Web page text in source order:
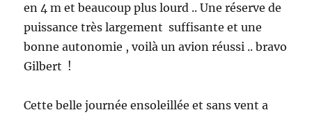
en 4 m et beaucoup plus lourd .. Une réserve de
puissance très largement suffisante et une
bonne autonomie , voilà un avion réussi .. bravo
Gilbert !
Cette belle journée ensoleillée et sans vent a